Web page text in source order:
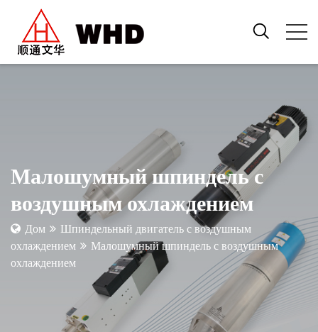
Малошумный шпиндель с
воздушным охлаждением
Дом
Шпиндельный двигатель с воздушным
охлаждением
Малошумный шпиндель с воздушным
охлаждением